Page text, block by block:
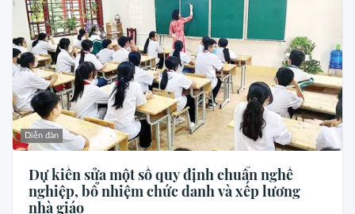
Diễn đàn
Dự kiến sửa một số quy định chuẩn nghề
nghiệp, bổ nhiệm chức danh và xếp lương
nhà giáo